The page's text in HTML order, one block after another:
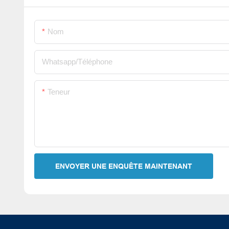
Nom
Whatsapp/Téléphone
Teneur
ENVOYER UNE ENQUÊTE MAINTENANT